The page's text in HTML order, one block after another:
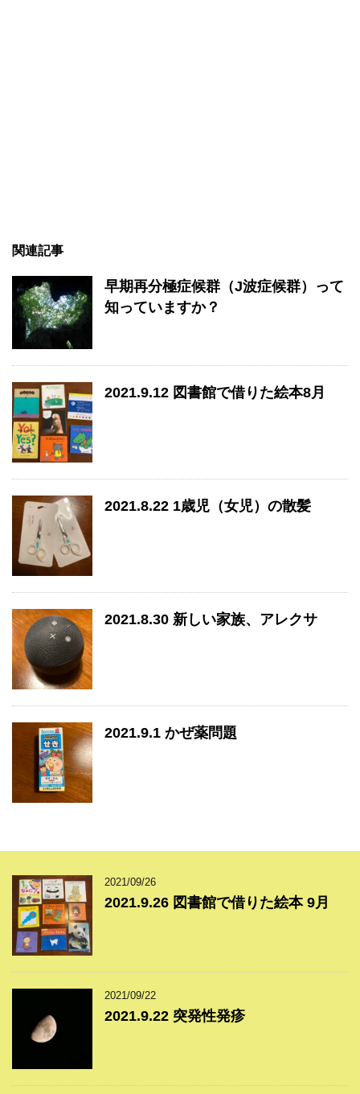
関連記事
早期再分極症候群（J波症候群）って
知っていますか？
2021.9.12 図書館で借りた絵本8月
2021.8.22 1歳児（女児）の散髪
2021.8.30 新しい家族、アレクサ
2021.9.1 かぜ薬問題
2021/09/26
2021.9.26 図書館で借りた絵本 9月
2021/09/22
2021.9.22 突発性発疹